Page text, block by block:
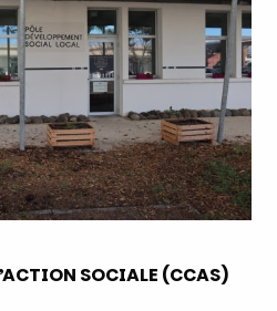
SOCIALE (CCAS)